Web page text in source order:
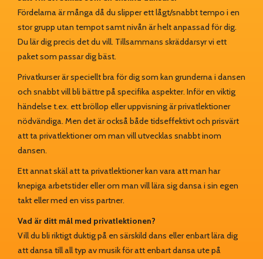
Fördelarna är många då du slipper ett lågt/snabbt tempo i en
stor grupp utan tempot samt nivån är helt anpassad för dig.
Du lär dig precis det du vill. Tillsammans skräddarsyr vi ett
paket som passar dig bäst.
Privatkurser är speciellt bra för dig som kan grunderna i dansen
och snabbt vill bli bättre på specifika aspekter. Inför en viktig
händelse t.ex. ett bröllop eller uppvisning är privatlektioner
nödvändiga. Men det är också både tidseffektivt och prisvärt
att ta privatlektioner om man vill utvecklas snabbt inom
dansen.
Ett annat skäl att ta privatlektioner kan vara att man har
knepiga arbetstider eller om man vill lära sig dansa i sin egen
takt eller med en viss partner.
Vad är ditt mål med privatlektionen?
Vill du bli riktigt duktig på en särskild dans eller enbart lära dig
att dansa till all typ av musik för att enbart dansa ute på